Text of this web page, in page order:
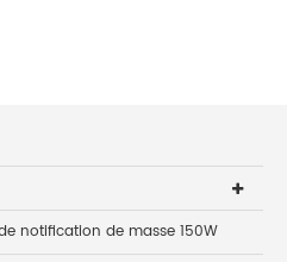
notification de masse 150W